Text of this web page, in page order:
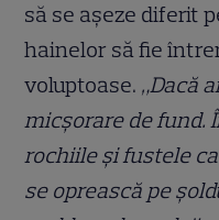
să se așeze diferit
hainelor să fie
voluptoase. „Dacă
micșorare de fund.
rochiile și fustele
se oprească pe